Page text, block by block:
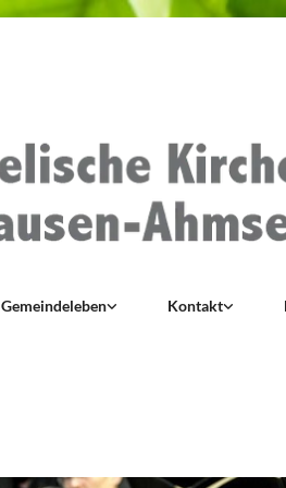
Gemeindeleben Kontakt